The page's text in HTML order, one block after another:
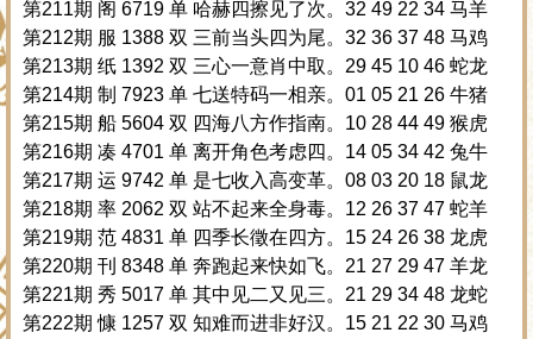
第211期 阁 6719 单 哈赫四擦见了次。32 49 22 34 马羊
第212期 服 1388 双 三前当头四为尾。32 36 37 48 马鸡
第213期 纸 1392 双 三心一意肖中取。29 45 10 46 蛇龙
第214期 制 7923 单 七送特码一相亲。01 05 21 26 牛猪
第215期 船 5604 双 四海八方作指南。10 28 44 49 猴虎
第216期 凑 4701 单 离开角色考虑四。14 05 34 42 兔牛
第217期 运 9742 单 是七收入高变革。08 03 20 18 鼠龙
第218期 率 2062 双 站不起来全身毒。12 26 37 47 蛇羊
第219期 范 4831 单 四季长徵在四方。15 24 26 38 龙虎
第220期 刊 8348 单 奔跑起来快如飞。21 27 29 47 羊龙
第221期 秀 5017 单 其中见二又见三。21 29 34 48 龙蛇
第222期 慷 1257 双 知难而进非好汉。15 21 22 30 马鸡